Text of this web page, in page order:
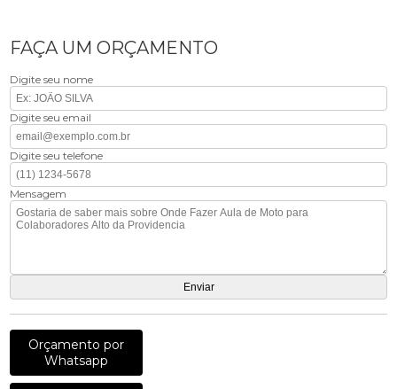
FAÇA UM ORÇAMENTO
Digite seu nome
Digite seu email
Digite seu telefone
Mensagem
Orçamento por
Whatsapp